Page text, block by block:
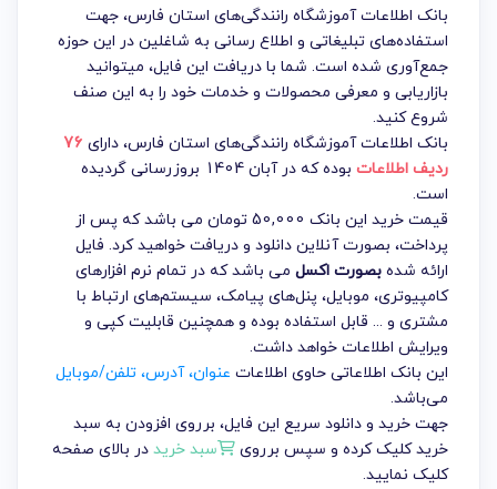
بانک اطلاعات آموزشگاه رانندگی‌های استان فارس، جهت
استفاده‌های تبلیغاتی و اطلاع رسانی به شاغلین در این حوزه
جمع‌آوری شده است. شما با دریافت این فایل، میتوانید
بازاریابی و معرفی محصولات و خدمات خود را به این صنف
شروع کنید.
بانک اطلاعات آموزشگاه رانندگی‌های استان فارس، دارای 76
ردیف اطلاعات
بوده که در آبان 1404 بروزرسانی گردیده
است.
قیمت خرید این بانک 50,000 تومان می باشد که پس از
پرداخت، بصورت آنلاین دانلود و دریافت خواهید کرد. فایل
ارائه شدهبصورت اکسل می باشد که در تمام نرم افزارهای
کامپیوتری، موبایل، پنل‌های پیامک، سیستم‌های ارتباط با
مشتری و ... قابل استفاده بوده و همچنین قابلیت کپی و
ویرایش اطلاعات خواهد داشت.
این بانک اطلاعاتی حاوی اطلاعات عنوان، آدرس، تلفن/موبایل
می‌باشد.
جهت خرید و دانلود سریع این فایل، برروی افزودن به سبد
خرید کلیک کرده و سپس برروی
سبد خریددر بالای صفحه
کلیک نمایید.